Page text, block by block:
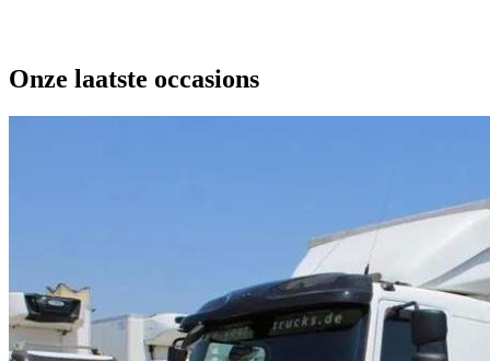
Onze laatste occasions